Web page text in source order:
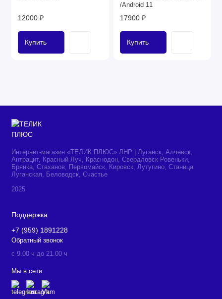
12000 ₽
Купить
/Android 11
17900 ₽
Купить
Интернет-магазин «ТЕЛИК ПЛЮС» ЛНР | Луганск, Алчевск,
Антрацит, Красный Луч, Краснодон, Свердловск Ровеньки,
Брянка, Стаханов, Первомайск, Кировск, Лутугино, Станица
Луганская, Беловодск, Счастье
2025
Поддержка
+7 (959) 1891228
Обратный звонок
c 9.00 ч до 21.00 ч
Мы в сети